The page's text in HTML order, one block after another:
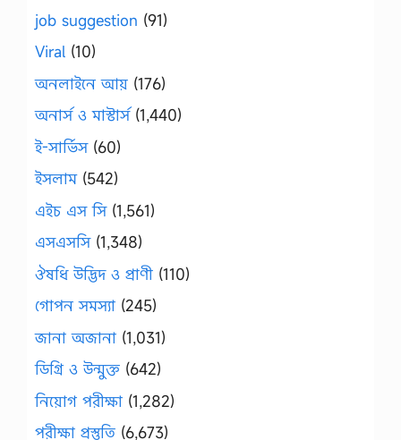
job suggestion (91)
Viral (10)
অনলাইনে আয় (176)
অনার্স ও মাস্টার্স(1,440)
ই-সার্ভিস(60)
ইসলাম(542)
এইচ এস সি(1,561)
এসএসসি(1,348)
ঔষধি উদ্ভিদ ও প্রাণী (110)
গোপন সমস্যা (245)
জানা অজানা (1,031)
ডিগ্রি ও উন্মুক্ত (642)
নিয়োগ পরীক্ষা (1,282)
পরীক্ষা প্রস্তুতি (6,673)